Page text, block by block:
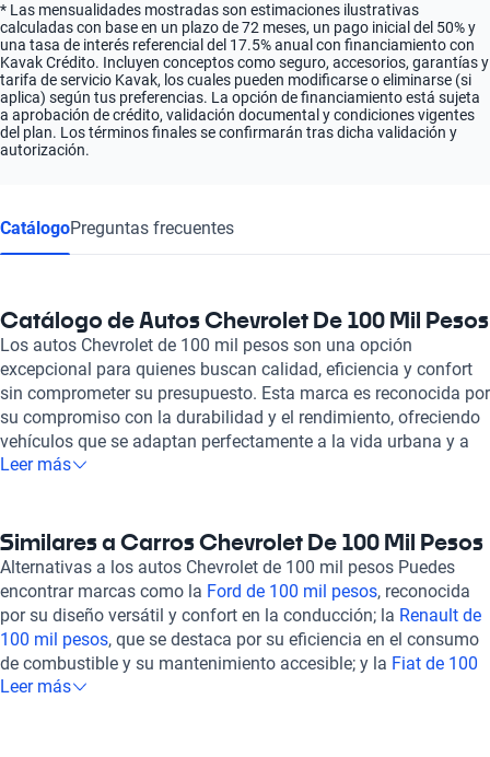
* Las mensualidades mostradas son estimaciones ilustrativas
calculadas con base en un plazo de 72 meses, un pago inicial del 50% y
una tasa de interés referencial del 17.5% anual con financiamiento con
Kavak Crédito. Incluyen conceptos como seguro, accesorios, garantías y
tarifa de servicio Kavak, los cuales pueden modificarse o eliminarse (si
aplica) según tus preferencias. La opción de financiamiento está sujeta
a aprobación de crédito, validación documental y condiciones vigentes
del plan. Los términos finales se confirmarán tras dicha validación y
autorización.
CatálogoPreguntas frecuentes
Catálogo de Autos Chevrolet De 100 Mil Pesos
Los autos Chevrolet de 100 mil pesos son una opción
excepcional para quienes buscan calidad, eficiencia y confort
sin comprometer su presupuesto. Esta marca es reconocida por
su compromiso con la durabilidad y el rendimiento, ofreciendo
vehículos que se adaptan perfectamente a la vida urbana y a
las necesidades diarias de sus conductores. Entre las
contemporáneo, tecnología amigable y alto rendimiento en
combustible. La experiencia de compra de un vehículo
Chevrolet de 100 mil pesos en Kavak es completamente en
línea, lo que permite acceder a un catálogo variado desde la
comodidad de tu hogar. Además, todos los vehículos en Kavak
pasan por una inspección rigurosa, evaluando más de 240
puntos para asegurar su óptimo estado mecánico y estético.
Leer más
Similares a Carros Chevrolet De 100 Mil Pesos
Alternativas a los autos Chevrolet de 100 mil pesos Puedes
encontrar marcas como la Ford de 100 mil pesos, reconocida
por su diseño versátil y confort en la conducción; la Renault de
100 mil pesos, que se destaca por su eficiencia en el consumo
de combustible y su mantenimiento accesible; y la Fiat de 100
mil pesos, famosa por su estilo urbano y dinámico. Estas
Leer más